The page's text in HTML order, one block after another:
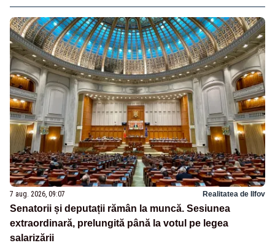
7 aug. 2026, 09:07 Realitatea de Ilfov
Senatorii și deputații rămân la muncă. Sesiunea
extraordinară, prelungită până la votul pe legea
salarizării